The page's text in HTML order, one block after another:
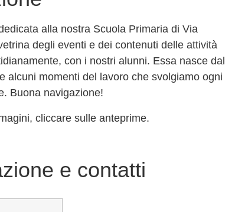
alla nostra Scuola Primaria di Via
degli eventi e dei contenuti delle attività
con i nostri alunni. Essa nasce dal
alcuni momenti del lavoro che svolgiamo ogni
Buona navigazione!
cliccare sulle anteprime.
e contatti